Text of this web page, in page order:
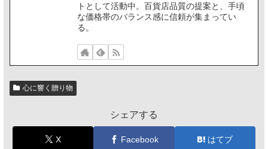
トとして活動中。百貨店品質の提案と、手頃
な価格帯のバランス感に信頼が集まってい
る。
心に響く贈り物
シェアする
X Facebook はてブ